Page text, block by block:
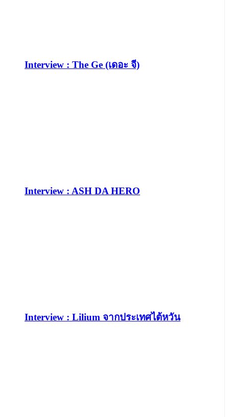
Interview : The Ge (เดอะ จี)
Interview : ASH DA HERO
Interview : Lilium จากประเทศไต้หวัน